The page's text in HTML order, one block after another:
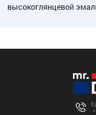
высокоглянцевой